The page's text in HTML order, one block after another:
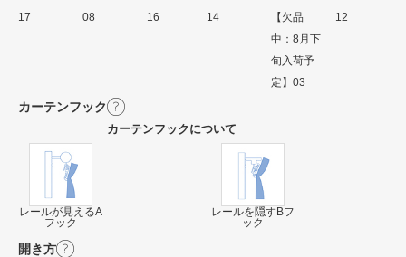
17 08 16 14
【欠品
中：8月下
旬入荷予
定】03
12
カーテンフック
カーテンフックについて
レールが見えるA
フック
レールを隠すBフ
ック
開き方